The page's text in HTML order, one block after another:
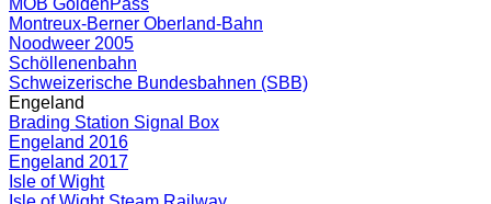
MOB GoldenPass
Montreux-Berner Oberland-Bahn
Noodweer 2005
Schöllenenbahn
Schweizerische Bundesbahnen (SBB)
Engeland
Brading Station Signal Box
Engeland 2016
Engeland 2017
Isle of Wight